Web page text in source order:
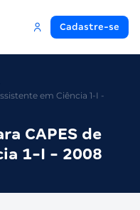
Cadastre-se
em Ciência 1-I -
CAPES de
1-I - 2008